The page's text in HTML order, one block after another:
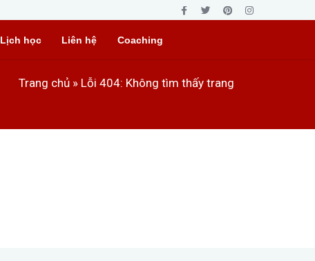
Lịch học Liên hệ Coaching
Trang chủ » Lỗi 404: Không tìm thấy trang